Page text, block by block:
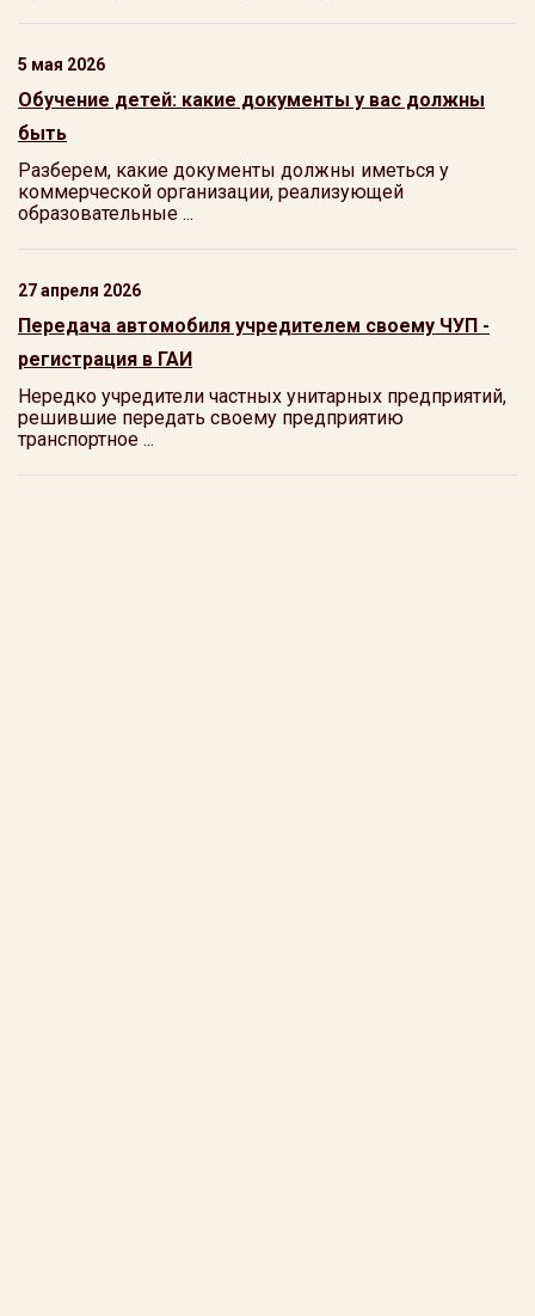
5 мая 2026
Обучение детей: какие документы у вас должны
быть
Разберем, какие документы должны иметься у
коммерческой организации, реализующей
образовательные ...
27 апреля 2026
Передача автомобиля учредителем своему ЧУП -
регистрация в ГАИ
Нередко учредители частных унитарных предприятий,
решившие передать своему предприятию
транспортное ...